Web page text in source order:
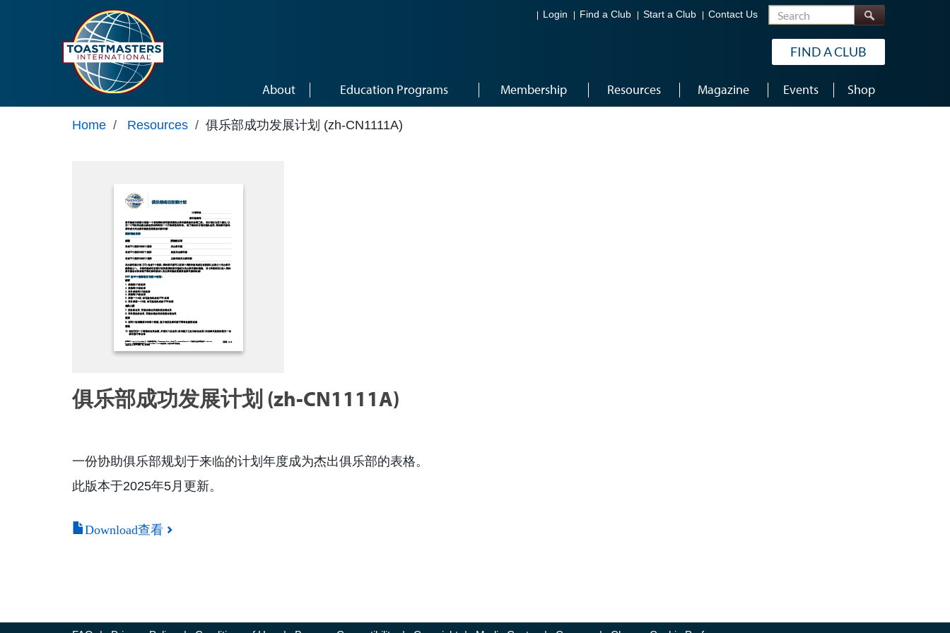
Login Find a Club Start a Club Contact Us Search
FIND A CLUB
About Education Programs Membership Resources Magazine Events Shop
Home / Resources / 俱乐部成功发展计划 (zh-CN1111A)
俱乐部成功发展计划 (zh-CN1111A)
一份协助俱乐部规划于来临的计划年度成为杰出俱乐部的表格。
此版本于2025年5月更新。
Download查看